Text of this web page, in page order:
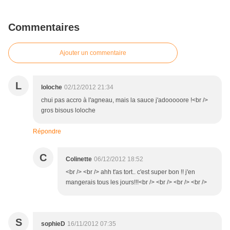
Commentaires
Ajouter un commentaire
L loloche 02/12/2012 21:34
chui pas accro à l'agneau, mais la sauce j'adooooore !<br />
gros bisous loloche
Répondre
C Colinette 06/12/2012 18:52
<br /> <br /> ahh t'as tort.. c'est super bon !! j'en
mangerais tous les jours!!!<br /> <br /> <br /> <br />
S sophieD 16/11/2012 07:35